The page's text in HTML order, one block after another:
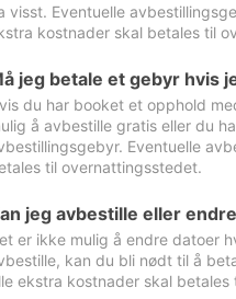
visst. Eventuelle
kostnader skal betales til
jeg betale et gebyr hvis
du har booket et opphold
å avbestille gratis eller du
Eventuelle
til overnattingsstedet.
jeg avbestille eller
er ikke mulig å endre datoer
kan du bli nødt til å
ekstra kostnader skal